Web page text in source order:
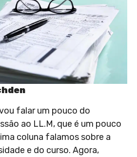
falar um pouco do
ao LL.M, que é um pouco
coluna falamos sobre a
e do curso. Agora,